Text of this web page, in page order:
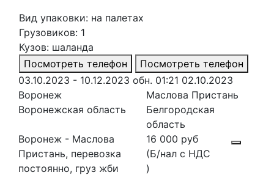
Вид упаковки: на палетах
Грузовиков: 1
Кузов: шаланда
Посмотреть телефон
Посмотреть телефон
03.10.2023 - 10.12.2023 обн. 01:21 02.10.2023
Воронеж
Воронежская область
Маслова Пристань
Белгородская
область
Воронеж - Маслова
Пристань, перевозка
постоянно, груз жби
16 000 руб
(Б/нал с НДС
)